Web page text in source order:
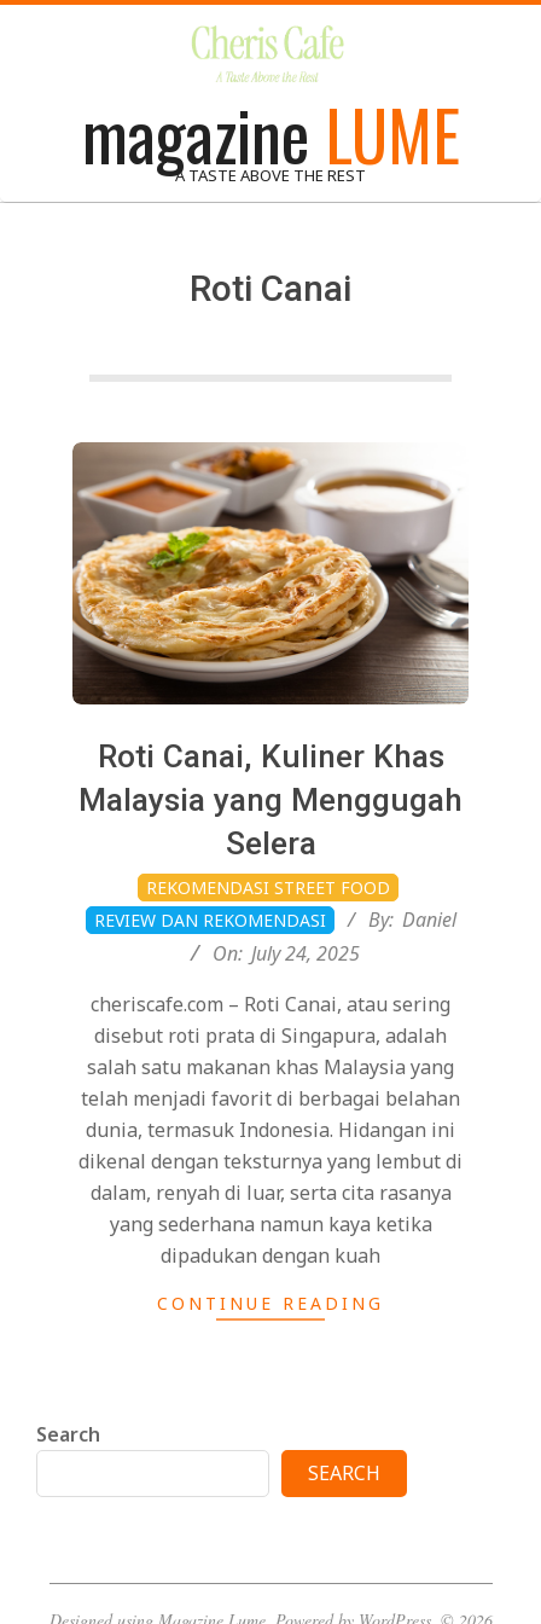
magazine LUME
A TASTE ABOVE THE REST
Roti Canai
Roti Canai, Kuliner Khas
Malaysia yang Menggugah
Selera
07-
24
REKOMENDASI STREET FOOD
REVIEW DAN REKOMENDASI
By: Daniel
On: July 24, 2025
cheriscafe.com – Roti Canai, atau sering
disebut roti prata di Singapura, adalah
salah satu makanan khas Malaysia yang
telah menjadi favorit di berbagai belahan
dunia, termasuk Indonesia. Hidangan ini
dikenal dengan teksturnya yang lembut di
dalam, renyah di luar, serta cita rasanya
yang sederhana namun kaya ketika
dipadukan dengan kuah
CONTINUE READING
Search
SEARCH